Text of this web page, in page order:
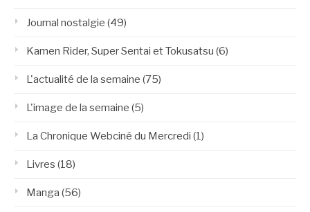
Journal nostalgie (49)
Kamen Rider, Super Sentai et Tokusatsu (6)
L'actualité de la semaine (75)
L'image de la semaine (5)
La Chronique Webciné du Mercredi (1)
Livres (18)
Manga (56)